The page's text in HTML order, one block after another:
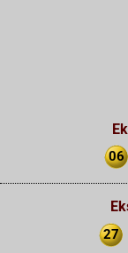
06
27